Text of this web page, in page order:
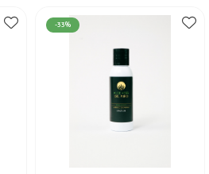
-33%